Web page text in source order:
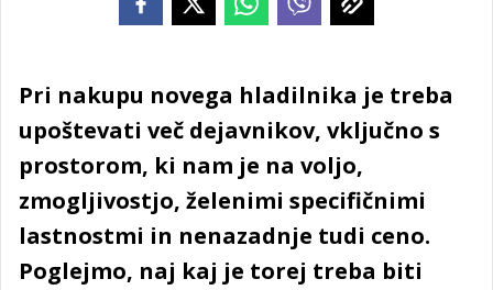
Pri nakupu novega hladilnika je treba
upoštevati več dejavnikov, vključno s
prostorom, ki nam je na voljo,
zmogljivostjo, želenimi specifičnimi
lastnostmi in nenazadnje tudi ceno.
Poglejmo, naj kaj je torej treba biti